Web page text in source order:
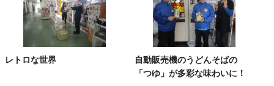
レトロな世界
自動販売機のうどんそばの
「つゆ」が多彩な味わいに！